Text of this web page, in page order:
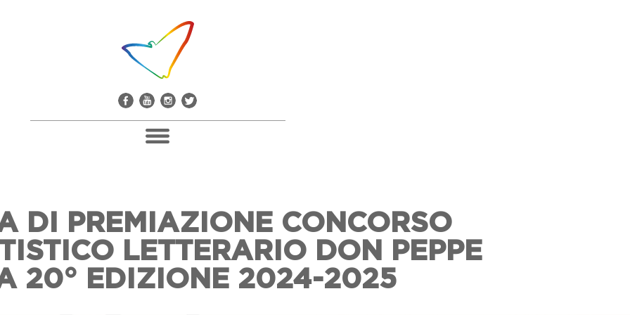
Pacco Alla Camorra
Don Giuseppe Diana
Il Comitato Don Peppe Diana
Soci E Adesioni
Casa Don Diana
DI PREMIAZIONE CONCORSO
LETTERARIO DON PEPPE
20° EDIZIONE 2024-2025